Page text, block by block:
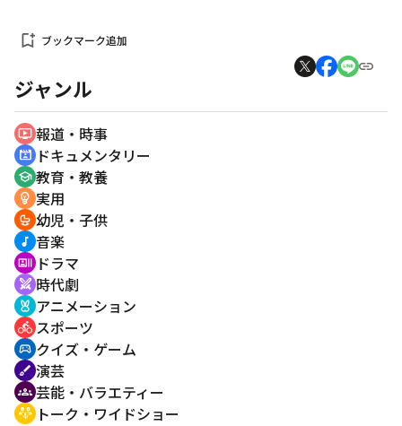
bookmark_add ブックマーク追加
ジャンル
ondemand_video 報道・時事
cinematic_blur ドキュメンタリー
school 教育・教養
emoji_objects 実用
crib 幼児・子供
music_note 音楽
recent_actors ドラマ
swords 時代劇
cruelty_free アニメーション
directions_bike スポーツ
sports_esports クイズ・ゲーム
brush 演芸
groups 芸能・バラエティー
adaptive_audio_mic トーク・ワイドショー